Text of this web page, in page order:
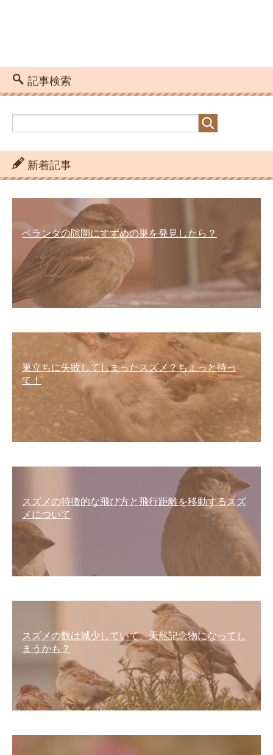
記事検索
新着記事
ベランダの隙間にすずめの巣を発見したら？
巣立ちに失敗してしまったスズメ？ちょっと待っ
て！
スズメの特徴的な飛び方と飛行距離を移動するスズ
メについて
スズメの数は減少していて、天然記念物になってし
まうかも？